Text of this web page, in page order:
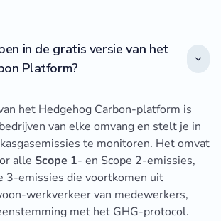
in de gratis versie van het
Platform?
het Hedgehog Carbon-platform is
van elke omvang en stelt je in
te monitoren. Het omvat
alle Scope 1- en Scope 2-emissies,
3-emissies die voortkomen uit
werkverkeer van medewerkers,
met het GHG-protocol.